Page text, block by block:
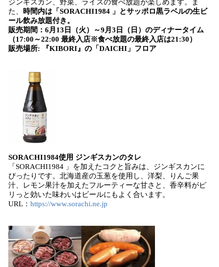
ジンギスカン、野菜、ライスの食べ放題が楽しめます。ま
た、
時間内は「SORACHI1984 」とサッポロ黒ラベルの生ビ
ール飲み放題付き。
販売期間：6月13日（火）～9月3日（日）のディナータイム
（17:00～22:00 最終入店※食べ放題の最終入店は21:30）
販売場所: 『KIBORI』の「DAICHI」フロア
SORACHI1984使用 ジンギスカンのタレ
「SORACHI1984 」を加えたコクと旨みは、ジンギスカンに
ぴったりです。北海道産の玉葱を使用し、洋梨、りんご果
汁、レモン果汁を加えたフルーティーな甘さと、香辛料がピ
リっと効いた味わいはビールにもよく合います。
URL： https://www.sorachi.ne.jp